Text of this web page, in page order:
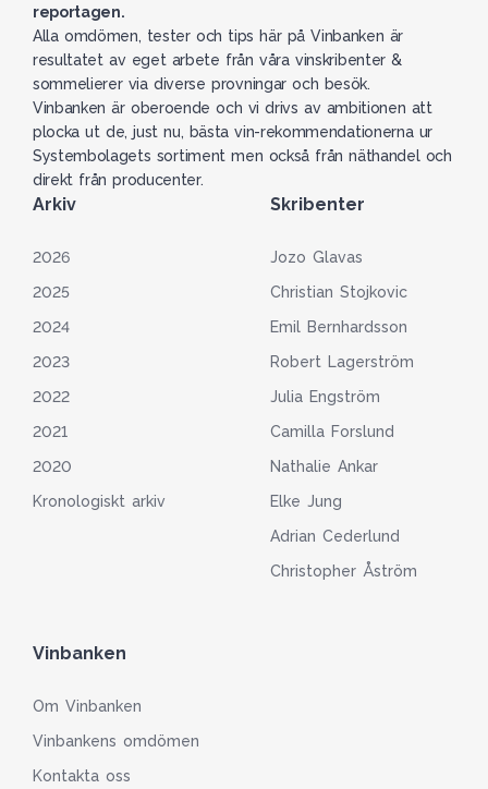
reportagen.
Alla omdömen, tester och tips här på Vinbanken är
resultatet av eget arbete från våra vinskribenter &
sommelierer via diverse provningar och besök.
Vinbanken är oberoende och vi drivs av ambitionen att
plocka ut de, just nu, bästa vin-rekommendationerna ur
Systembolagets sortiment men också från näthandel och
direkt från producenter.
Arkiv
2026
2025
2024
2023
2022
2021
2020
Kronologiskt arkiv
Skribenter
Jozo Glavas
Christian Stojkovic
Emil Bernhardsson
Robert Lagerström
Julia Engström
Camilla Forslund
Nathalie Ankar
Elke Jung
Adrian Cederlund
Christopher Åström
Vinbanken
Om Vinbanken
Vinbankens omdömen
Kontakta oss